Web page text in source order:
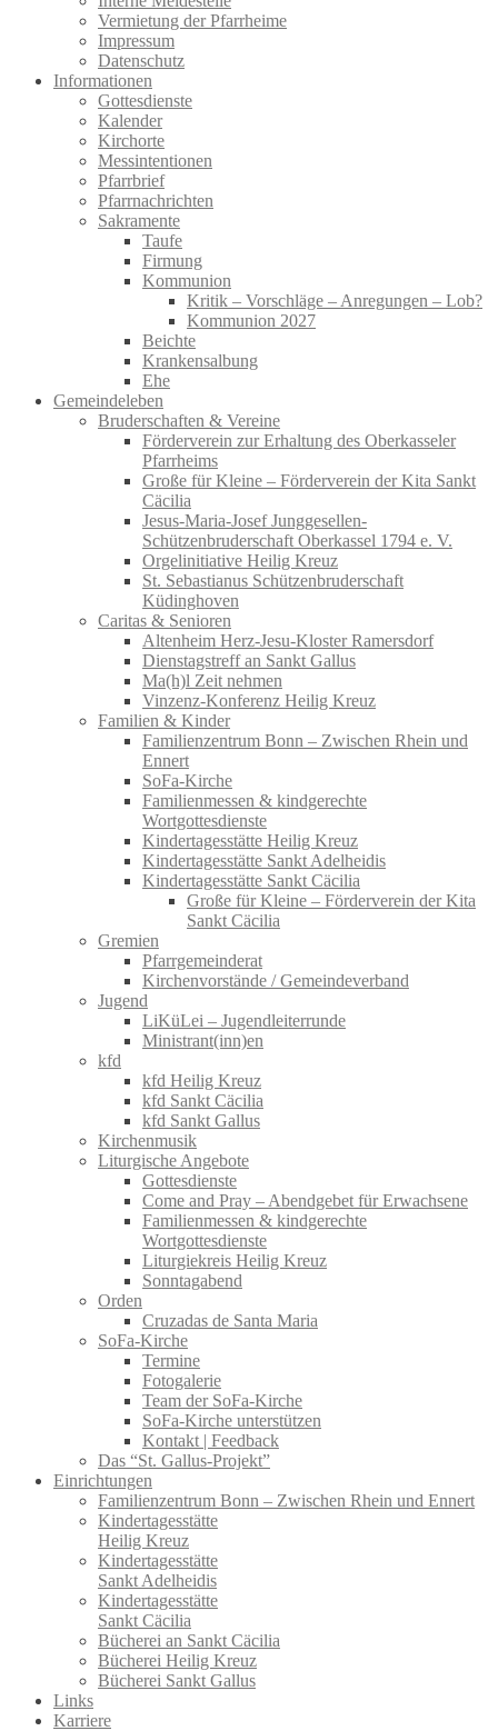
Vermietung der Pfarrheime
Impressum
Datenschutz
Informationen
Gottesdienste
Kalender
Kirchorte
Messintentionen
Pfarrbrief
Pfarrnachrichten
Sakramente
Taufe
Firmung
Kommunion
Kritik – Vorschläge – Anregungen – Lob?
Kommunion 2027
Beichte
Krankensalbung
Ehe
Gemeindeleben
Bruderschaften & Vereine
Förderverein zur Erhaltung des Oberkasseler
Pfarrheims
Große für Kleine – Förderverein der Kita Sankt
Cäcilia
Jesus-Maria-Josef Junggesellen-
Schützenbruderschaft Oberkassel 1794 e. V.
Orgelinitiative Heilig Kreuz
St. Sebastianus Schützenbruderschaft
Küdinghoven
Caritas & Senioren
Altenheim Herz-Jesu-Kloster Ramersdorf
Dienstagstreff an Sankt Gallus
Ma(h)l Zeit nehmen
Vinzenz-Konferenz Heilig Kreuz
Familien & Kinder
Familienzentrum Bonn – Zwischen Rhein und
Ennert
SoFa-Kirche
Familienmessen & kindgerechte
Wortgottesdienste
Kindertagesstätte Heilig Kreuz
Kindertagesstätte Sankt Adelheidis
Kindertagesstätte Sankt Cäcilia
Große für Kleine – Förderverein der Kita
Sankt Cäcilia
Gremien
Pfarrgemeinderat
Kirchenvorstände / Gemeindeverband
Jugend
LiKüLei – Jugendleiterrunde
Ministrant(inn)en
kfd
kfd Heilig Kreuz
kfd Sankt Cäcilia
kfd Sankt Gallus
Kirchenmusik
Liturgische Angebote
Gottesdienste
Come and Pray – Abendgebet für Erwachsene
Familienmessen & kindgerechte
Wortgottesdienste
Liturgiekreis Heilig Kreuz
Sonntagabend
Orden
Cruzadas de Santa Maria
SoFa-Kirche
Termine
Fotogalerie
Team der SoFa-Kirche
SoFa-Kirche unterstützen
Kontakt | Feedback
Das “St. Gallus-Projekt”
Einrichtungen
Familienzentrum Bonn – Zwischen Rhein und Ennert
Kindertagesstätte
Heilig Kreuz
Kindertagesstätte
Sankt Adelheidis
Kindertagesstätte
Sankt Cäcilia
Bücherei an Sankt Cäcilia
Bücherei Heilig Kreuz
Bücherei Sankt Gallus
Links
Karriere